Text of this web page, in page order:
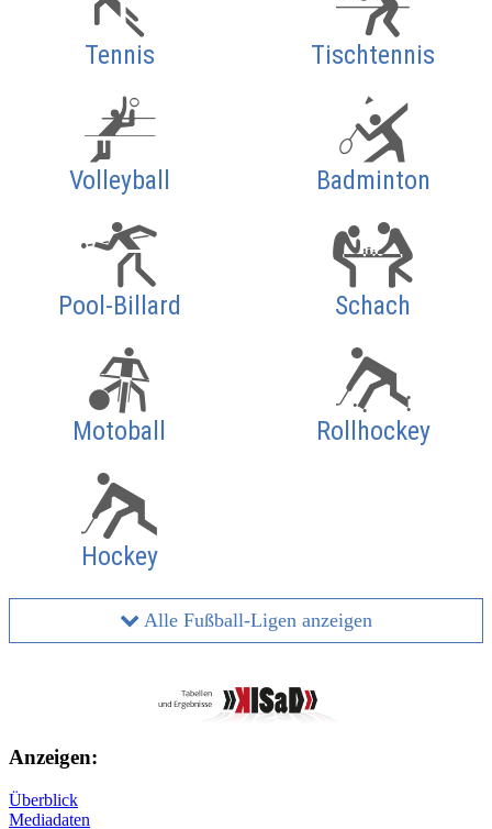
Tennis Tischtennis
Volleyball Badminton
Pool-Billard Schach
Motoball Rollhockey
Hockey
Alle Fußball-Ligen anzeigen
Anzeigen:
Überblick
Mediadaten